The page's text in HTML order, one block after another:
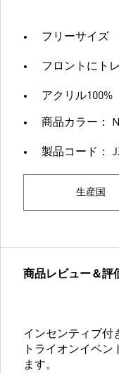
フリーサイズ
フロントにト
アクリル100%
商品カラー：
製品コード：
生産国
商品レビュー＆評
インセンティブ付
トライオンイベ
ます。